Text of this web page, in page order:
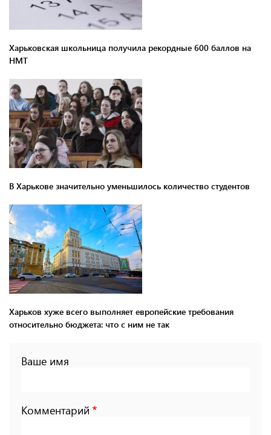
Харьковская школьница получила рекордные 600 баллов на
НМТ
В Харькове значительно уменьшилось количество студентов
Харьков хуже всего выполняет европейские требования
относительно бюджета: что с ним не так
Ваше имя
Комментарий